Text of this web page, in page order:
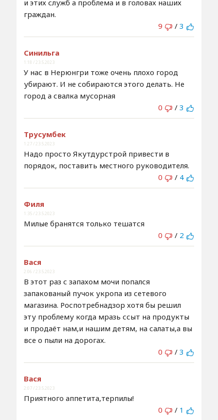
и этих служб а проблема и в головах наших
граждан.
9
/ 3
Синильга
1:18 / 23.5.2023
У нас в Нерюнгри тоже очень плохо город
убирают. И не собираются этого делать. Не
город а свалка мусорная
0
/ 3
Трусумбек
1:27 / 23.5.2023
Надо просто Якутдурстрой привести в
порядок, поставить местного руководителя.
0
/ 4
Филя
1:35 / 23.5.2023
Милые бранятся только тешатся
0
/ 2
Вася
2:06 / 23.5.2023
В этот раз с запахом мочи попался
запакованый пучок укропа из сетевого
магазина. Роспотребнадзор хотя бы решил
эту проблему когда мразь ссыт на продукты
и продаёт нам,и нашим детям, на салаты,а вы
все о пыли на дорогах.
0
/ 3
Вася
2:07 / 23.5.2023
Приятного аппетита,терпилы!
0
/ 1